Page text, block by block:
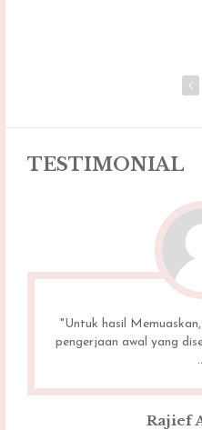
TESTIMONIAL
"thanx mbak widy udh
bgt. mdh2n bsa jd
Iin